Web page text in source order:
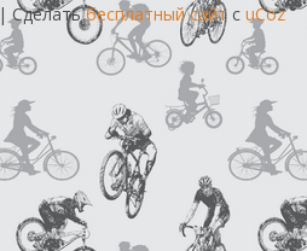
|Сделатьбесплатный сайтс uCoz